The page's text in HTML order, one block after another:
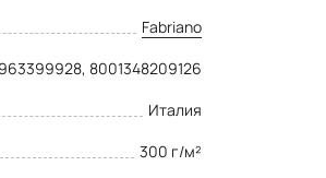
Fabriano
8001348209126
Италия
300 г/м²